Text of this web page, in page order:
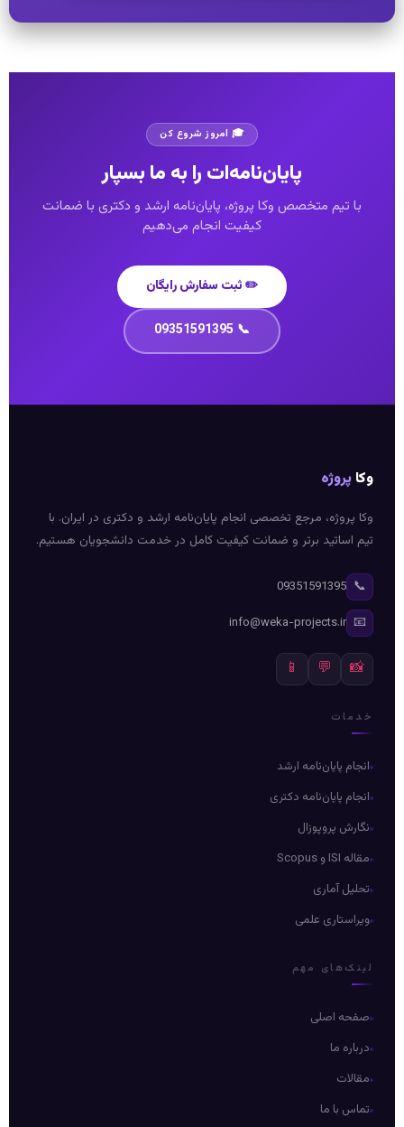
🎓 امروز شروع کن
پایان‌نامه‌ات را به ما بسپار
با تیم متخصص وکا پروژه، پایان‌نامه ارشد و دکتری با ضمانت
کیفیت انجام می‌دهیم
✏️ ثبت سفارش رایگان
📞 09351591395
وکا پروژه
وکا پروژه، مرجع تخصصی انجام پایان‌نامه ارشد و دکتری در ایران. با
تیم اساتید برتر و ضمانت کیفیت کامل در خدمت دانشجویان هستیم.
📞
09351591395
📧
info@weka-projects.ir
📸
💬
📱
خدمات
انجام پایان‌نامه ارشد
انجام پایان‌نامه دکتری
نگارش پروپوزال
مقاله ISI و Scopus
تحلیل آماری
ویراستاری علمی
لینک‌های مهم
صفحه اصلی
درباره ما
مقالات
تماس با ما